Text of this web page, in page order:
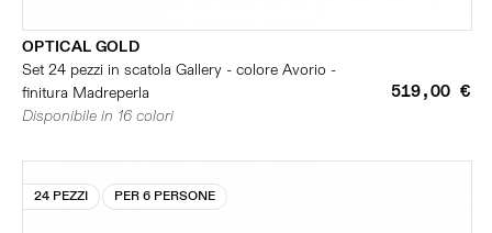
OPTICAL GOLD
Set 24 pezzi in scatola Gallery - colore Avorio -
finitura Madreperla
519,00 €
Disponibile in 16 colori
24 PEZZI PER 6 PERSONE